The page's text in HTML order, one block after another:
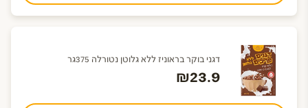
דגני בוקר בראוניז ללא גלוטן נטורלה 375גר
₪23.9